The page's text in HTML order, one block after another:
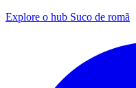
Explore o hub Suco de romã